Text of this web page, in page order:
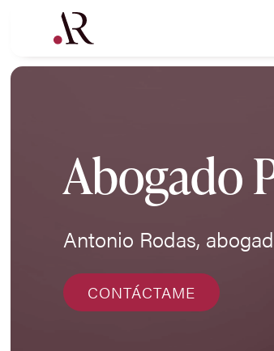
Abogado
Antonio Rodas,
CONTÁCTAME